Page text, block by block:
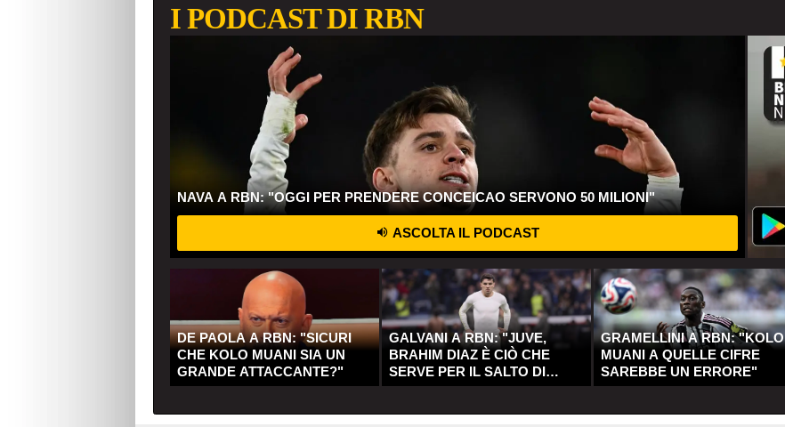
I PODCAST DI RBN
NAVA A RBN: "OGGI PER PRENDERE CONCEICAO SERVONO 50 MILIONI"
ASCOLTA IL PODCAST
DE PAOLA A RBN: "SICURI
CHE KOLO MUANI SIA UN
GRANDE ATTACCANTE?"
GALVANI A RBN: "JUVE,
BRAHIM DIAZ È CIÒ CHE
SERVE PER IL SALTO DI
QUALITÀ"
GRAMELLINI A RBN: "KOLO
MUANI A QUELLE CIFRE
SAREBBE UN ERRORE"